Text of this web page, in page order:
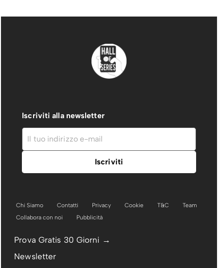
Iscriviti alla newsletter
Chi Siamo Contatti Privacy Cookie T&C
Team
Collabora con noi
Pubblicità
Prova Gratis 30 Giorni →
Newsletter